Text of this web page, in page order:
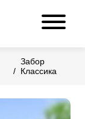
Забор
Классика